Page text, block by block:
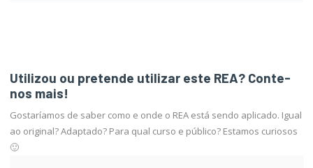
Utilizou ou pretende utilizar este REA? Conte-
nos mais!
Gostaríamos de saber como e onde o REA está sendo aplicado. Igual
ao original? Adaptado? Para qual curso e público? Estamos curiosos
🙂